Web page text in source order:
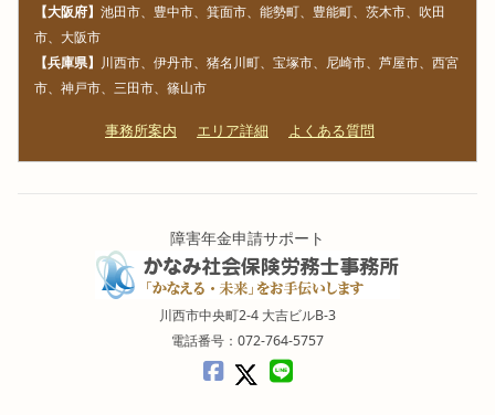
【大阪府】 池田市、豊中市、箕面市、能勢町、豊能町、茨木市、吹田
市、大阪市
【兵庫県】 川西市、伊丹市、猪名川町、宝塚市、尼崎市、芦屋市、西宮
市、神戸市、三田市、篠山市
事務所案内 エリア詳細 よくある質問
障害年金申請サポート
川西市中央町2-4 大吉ビルB-3
電話番号：072-764-5757